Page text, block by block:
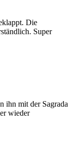
Die
Super
ihn mit der Sagrada
wieder